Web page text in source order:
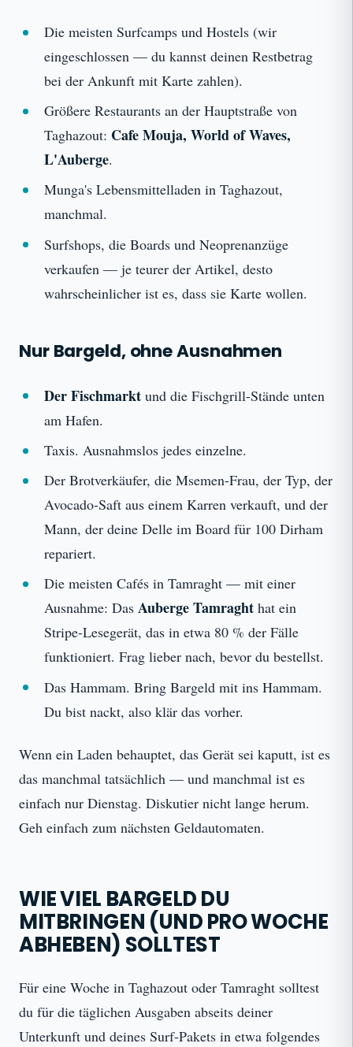
Die meisten Surfcamps und Hostels (wir
eingeschlossen — du kannst deinen Restbetrag
bei der Ankunft mit Karte zahlen).
Größere Restaurants an der Hauptstraße von
Taghazout: Cafe Mouja, World of Waves,
L'Auberge.
Munga's Lebensmittelladen in Taghazout,
manchmal.
Surfshops, die Boards und Neoprenanzüge
verkaufen — je teurer der Artikel, desto
wahrscheinlicher ist es, dass sie Karte wollen.
Nur Bargeld, ohne Ausnahmen
Der Fischmarkt und die Fischgrill-Stände unten
am Hafen.
Taxis. Ausnahmslos jedes einzelne.
Der Brotverkäufer, die Msemen-Frau, der Typ, der
Avocado-Saft aus einem Karren verkauft, und der
Mann, der deine Delle im Board für 100 Dirham
repariert.
Die meisten Cafés in Tamraght — mit einer
Ausnahme: DasAuberge Tamraght hat ein
Stripe-Lesegerät, das in etwa 80 % der Fälle
funktioniert. Frag lieber nach, bevor du bestellst.
Das Hammam. Bring Bargeld mit ins Hammam.
Du bist nackt, also klär das vorher.
Wenn ein Laden behauptet, das Gerät sei kaputt, ist es
das manchmal tatsächlich — und manchmal ist es
einfach nur Dienstag. Diskutier nicht lange herum.
Geh einfach zum nächsten Geldautomaten.
WIE VIEL BARGELD DU
MITBRINGEN (UND PRO WOCHE
ABHEBEN) SOLLTEST
Für eine Woche in Taghazout oder Tamraght solltest
du für die täglichen Ausgaben abseits deiner
Unterkunft und deines Surf-Pakets in etwa folgendes